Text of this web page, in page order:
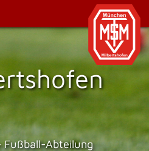
Fußball-Abteilung